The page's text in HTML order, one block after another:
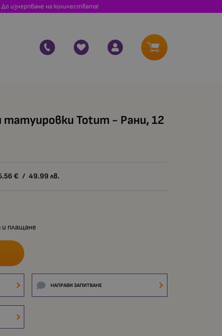
изчерпване на количествата!
Totum - Рани, 12
€ / 49.99 лв.
плащане
НАПРАВИ ЗАПИТВАНЕ